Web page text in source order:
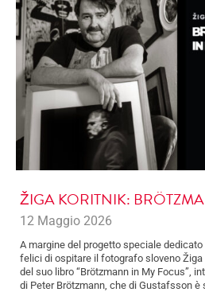
ŽIGA KORITNIK:
12 Maggio 2026
A margine del progetto speciale
felici di ospitare il fotografo sloveno
del suo libro “Brötzmann in My Focus”,
di Peter Brötzmann, che di Gustafsson è